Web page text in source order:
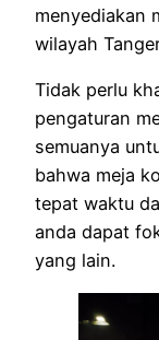
menyediakan
wilayah
Tidak perlu
pengaturan
semuanya
bahwa meja
tepat waktu
anda dapat
yang lain.